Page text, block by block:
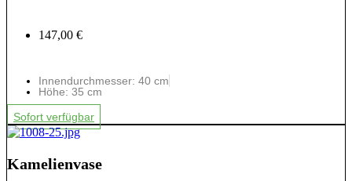
147,00 €
Innendurchmesser: 40 cm
Höhe: 35 cm
Sofort verfügbar
Kamelienvase